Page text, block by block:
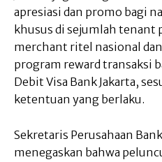
apresiasi dan promo bagi
khusus di sejumlah tenant
merchant ritel nasional
program reward transaksi
Debit Visa Bank Jakarta,
ketentuan yang berlaku.
Sekretaris Perusahaan
menegaskan bahwa